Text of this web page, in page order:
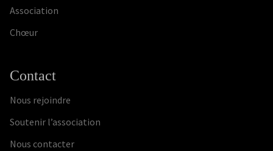
Association
Chœur
Contact
Nous rejoindre
Soutenir l’association
Nous contacter